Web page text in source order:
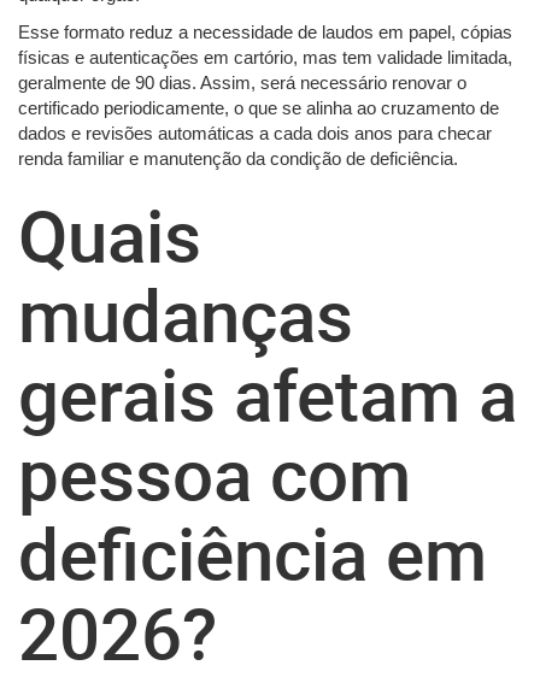
Esse formato reduz a necessidade de laudos em papel, cópias
físicas e autenticações em cartório, mas tem validade limitada,
geralmente de 90 dias. Assim, será necessário renovar o
certificado periodicamente, o que se alinha ao cruzamento de
dados e revisões automáticas a cada dois anos para checar
renda familiar e manutenção da condição de deficiência.
Quais
mudanças
gerais afetam a
pessoa com
deficiência em
2026?